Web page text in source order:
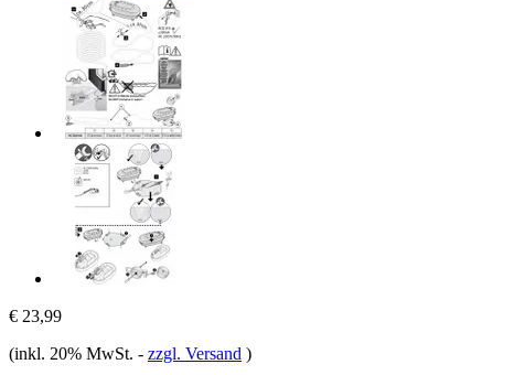
€ 23,99
(inkl. 20% MwSt. - zzgl. Versand )